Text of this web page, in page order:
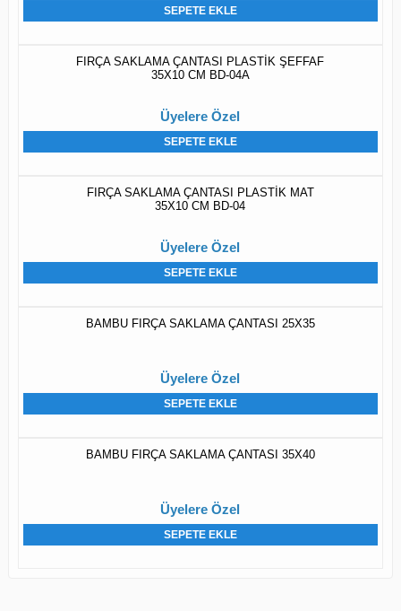
SEPETE EKLE
FIRÇA SAKLAMA ÇANTASI PLASTİK ŞEFFAF
35X10 CM BD-04A
Üyelere Özel
SEPETE EKLE
FIRÇA SAKLAMA ÇANTASI PLASTİK MAT
35X10 CM BD-04
Üyelere Özel
SEPETE EKLE
BAMBU FIRÇA SAKLAMA ÇANTASI 25X35
Üyelere Özel
SEPETE EKLE
BAMBU FIRÇA SAKLAMA ÇANTASI 35X40
Üyelere Özel
SEPETE EKLE